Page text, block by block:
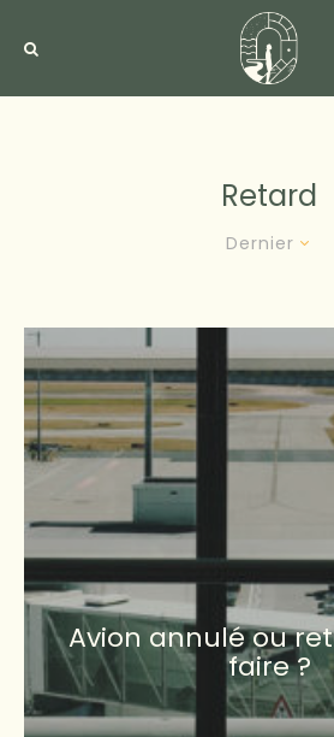
Retard
Dernier
Avion annulé ou
faire ?